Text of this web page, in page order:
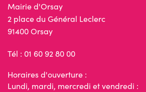
Mairie d'Orsay
2 place du Général Leclerc
91400 Orsay
Tél : 01 60 92 80 00
Horaires d'ouverture :
Lundi, mardi, mercredi et vendredi :